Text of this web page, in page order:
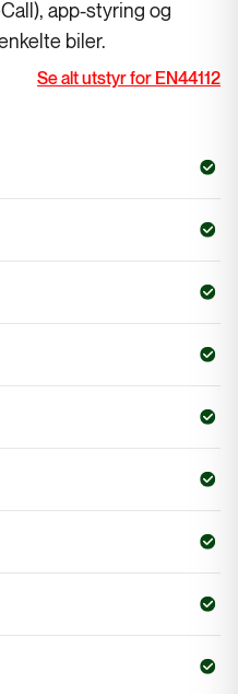
app-styring og
biler.
Se alt utstyr for EN44112